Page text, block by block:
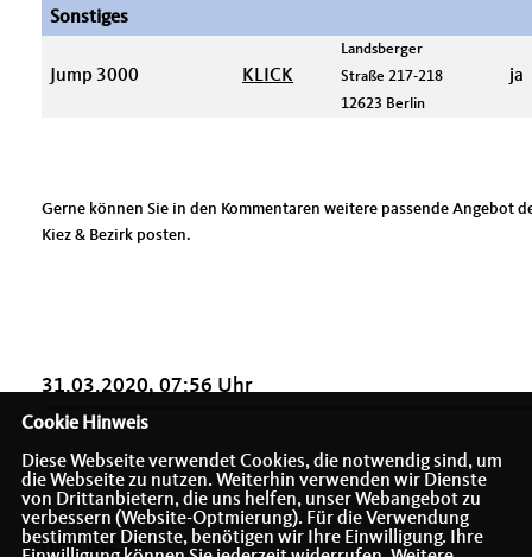
Sonstiges
Jump 3000 KLICK
Landsberger
Straße 217-218
12623 Berlin
ja
Gerne können Sie in den Kommentaren weitere passende Angebot
Kiez & Bezirk posten.
31.03.2020, 07:56 Uhr
Cookie Hinweis
Diese Webseite verwendet Cookies, die notwendig sind, um
die Webseite zu nutzen. Weiterhin verwenden wir Dienste
von Drittanbietern, die uns helfen, unser Webangebot zu
verbessern (Website-Optmierung). Für die Verwendung
bestimmter Dienste, benötigen wir Ihre Einwilligung. Ihre